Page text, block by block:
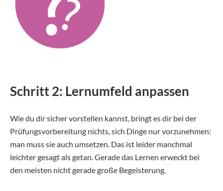
Schritt 2: Lernumfeld anpassen
Wie du dir sicher vorstellen kannst, bringt es dir bei der
Prüfungsvorbereitung nichts, sich Dinge nur vorzunehmen:
man muss sie auch umsetzen. Das ist leider manchmal
leichter gesagt als getan. Gerade das Lernen erweckt bei
den meisten nicht gerade große Begeisterung.